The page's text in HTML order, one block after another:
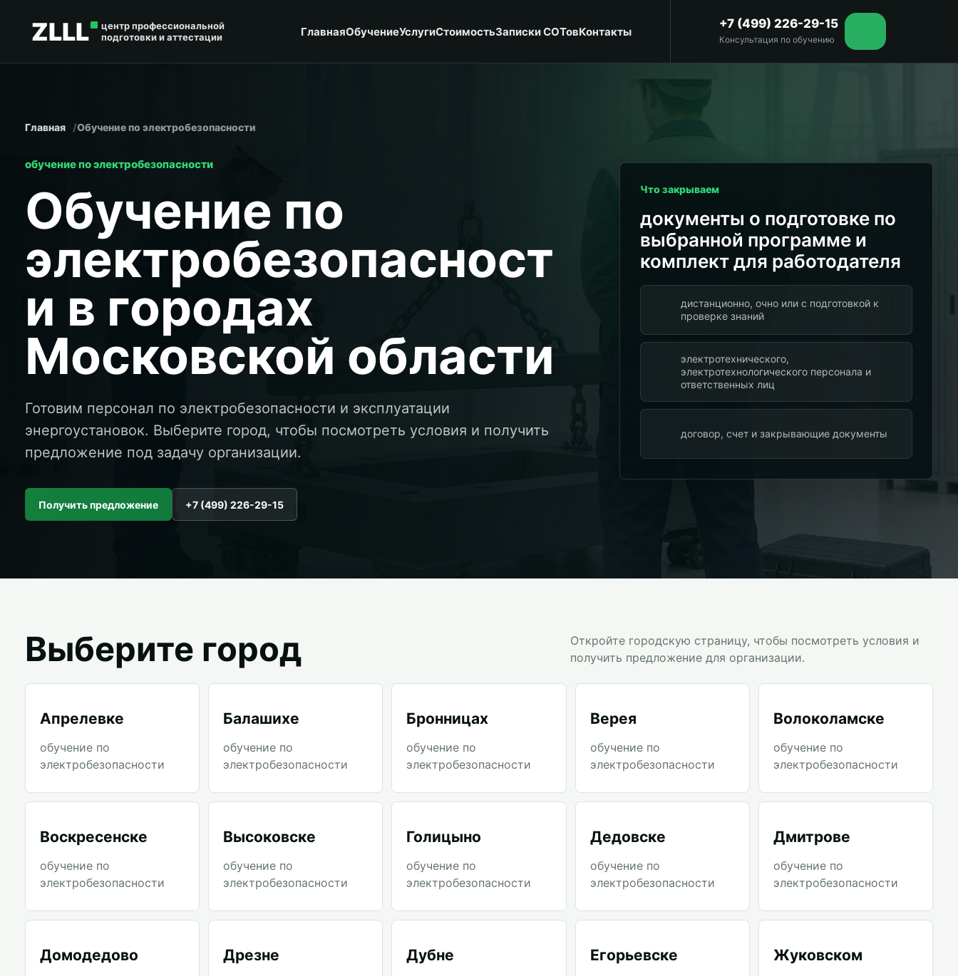
ZLLL
центр профессиональной
подготовки и аттестации
ГлавнаяОбучениеУслугиСтоимостьЗаписки СОТовКонтакты
+7 (499) 226-29-15
Консультация по обучению
Главная Обучение по электробезопасности
обучение по электробезопасности
Обучение по
электробезопасност
и в городах
Московской области
Готовим персонал по электробезопасности и эксплуатации
энергоустановок. Выберите город, чтобы посмотреть условия и получить
предложение под задачу организации.
Получить предложение +7 (499) 226-29-15
Что закрываем
документы о подготовке по
выбранной программе и
комплект для работодателя
дистанционно, очно или с подготовкой к
проверке знаний
электротехнического,
электротехнологического персонала и
ответственных лиц
договор, счет и закрывающие документы
Выберите город
Откройте городскую страницу, чтобы посмотреть условия и
получить предложение для организации.
Апрелевке
обучение по
электробезопасности
Балашихе
обучение по
электробезопасности
Бронницах
обучение по
электробезопасности
Верея
обучение по
электробезопасности
Волоколамске
обучение по
электробезопасности
Воскресенске
обучение по
электробезопасности
Высоковске
обучение по
электробезопасности
Голицыно
обучение по
электробезопасности
Дедовске
обучение по
электробезопасности
Дмитрове
обучение по
электробезопасности
Домодедово Дрезне Дубне Егорьевске Жуковском